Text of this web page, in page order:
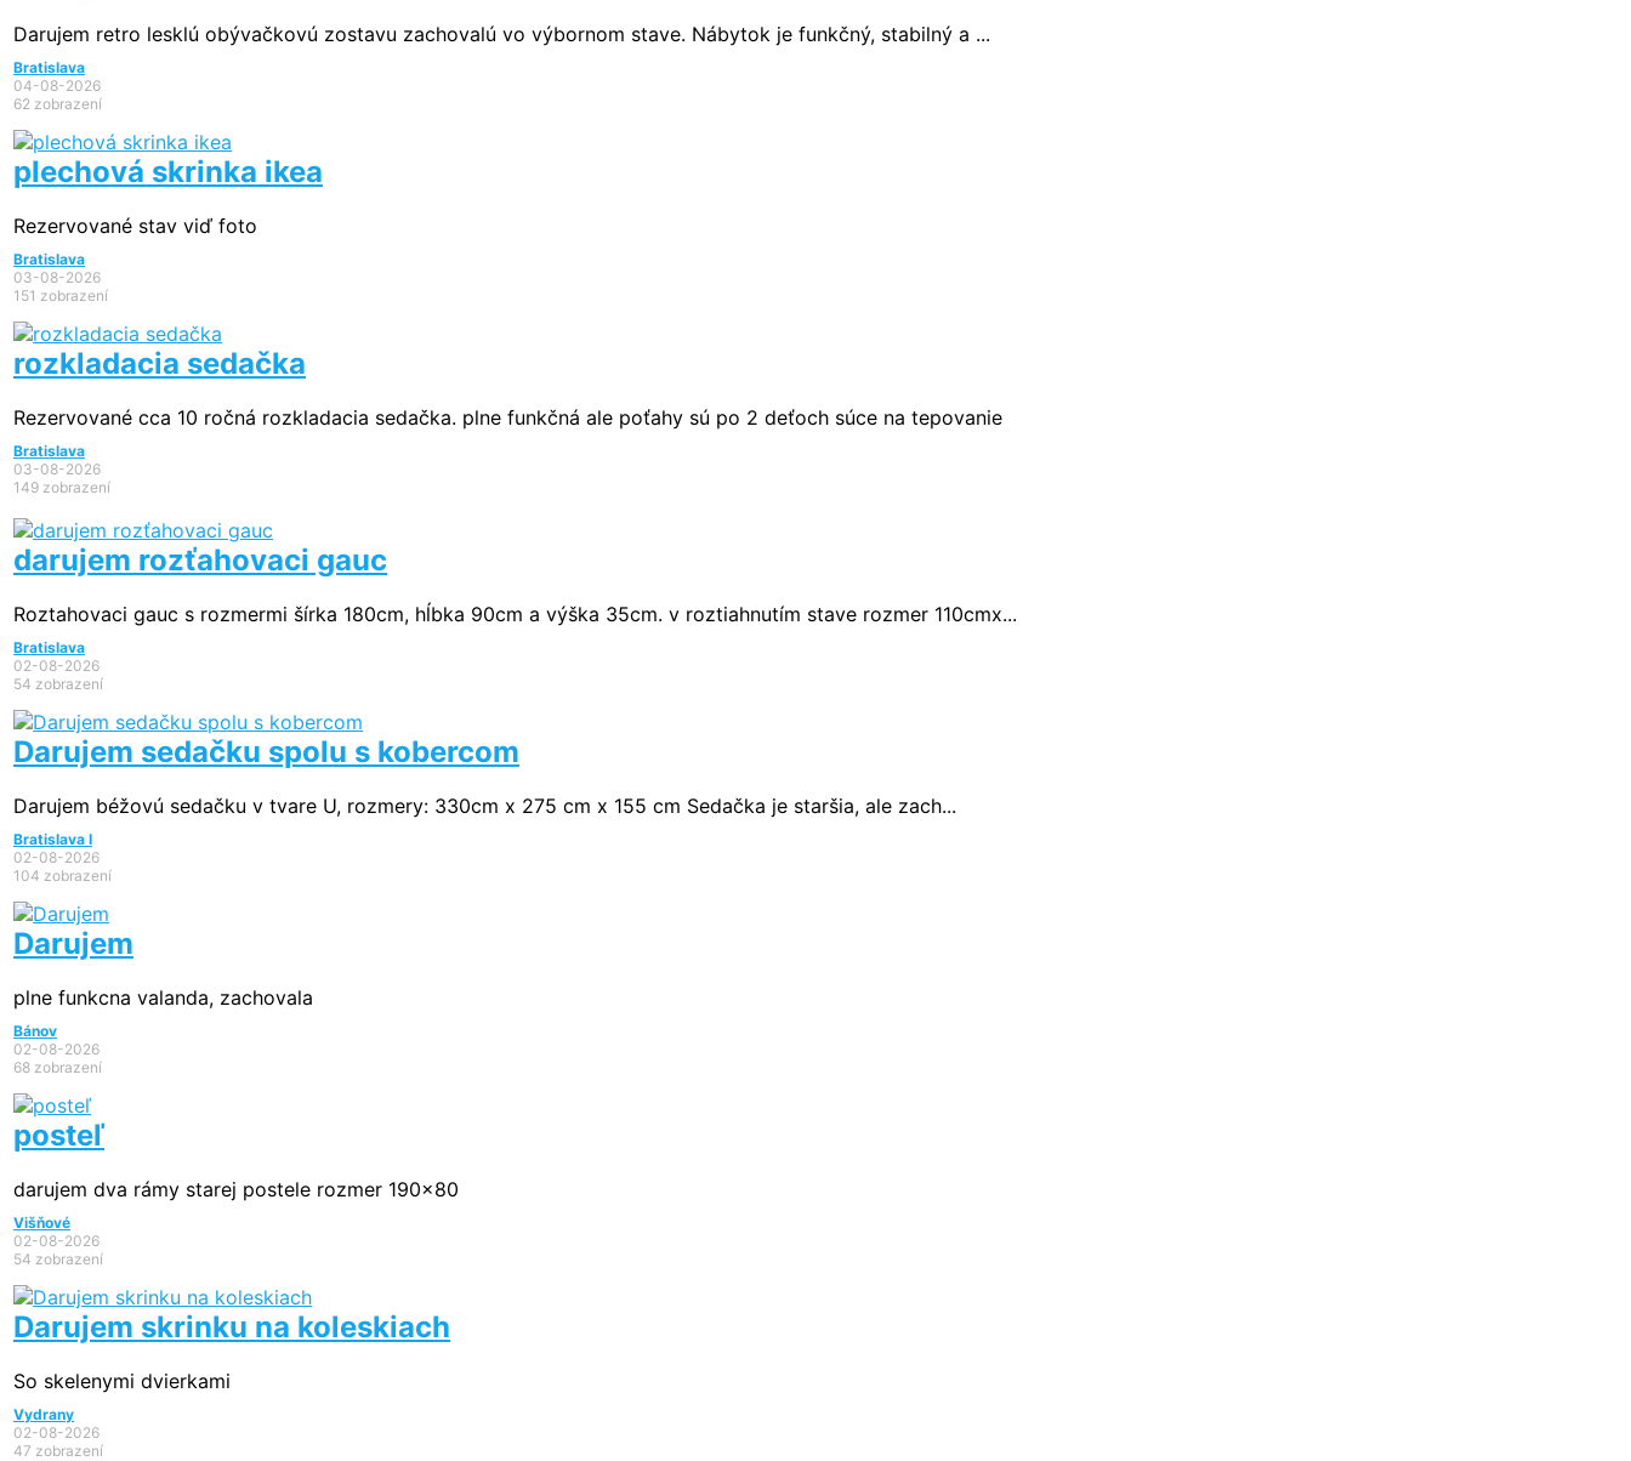
Darujem retro lesklú obývačkovú zostavu zachovalú vo výbornom stave. Nábytok je funkčný, stabilný a ...
Bratislava
04-08-2026
62 zobrazení
plechová skrinka ikea
Rezervované stav viď foto
Bratislava
03-08-2026
151 zobrazení
rozkladacia sedačka
Rezervované cca 10 ročná rozkladacia sedačka. plne funkčná ale poťahy sú po 2 deťoch súce na tepovanie
Bratislava
03-08-2026
149 zobrazení
darujem rozťahovaci gauc
Roztahovaci gauc s rozmermi šírka 180cm, hĺbka 90cm a výška 35cm. v roztiahnutím stave rozmer 110cmx...
Bratislava
02-08-2026
54 zobrazení
Darujem sedačku spolu s kobercom
Darujem béžovú sedačku v tvare U, rozmery: 330cm x 275 cm x 155 cm Sedačka je staršia, ale zach...
Bratislava I
02-08-2026
104 zobrazení
Darujem
plne funkcna valanda, zachovala
Bánov
02-08-2026
68 zobrazení
posteľ
darujem dva rámy starej postele rozmer 190x80
Višňové
02-08-2026
54 zobrazení
Darujem skrinku na koleskiach
So skelenymi dvierkami
Vydrany
02-08-2026
47 zobrazení